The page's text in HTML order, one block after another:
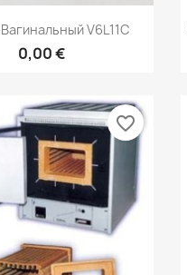
просмотр
V6L11C
0,00 €
favorite_border